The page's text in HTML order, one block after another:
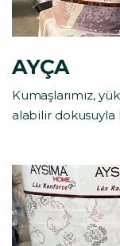
AYÇA
Kumaşlarımız,
alabilir